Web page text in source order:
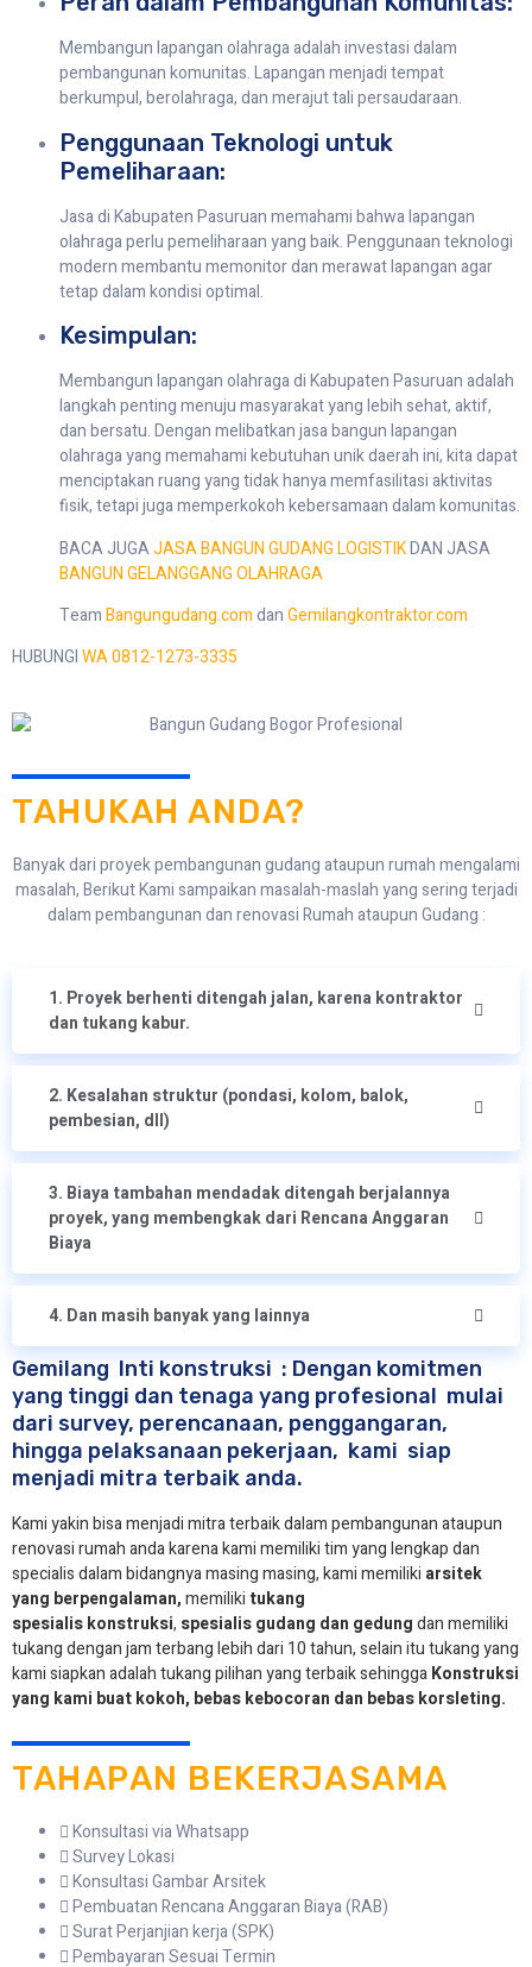
Membangun lapangan olahraga adalah investasi dalam
pembangunan komunitas. Lapangan menjadi tempat
berkumpul, berolahraga, dan merajut tali persaudaraan.
Penggunaan Teknologi untuk
Pemeliharaan:
Jasa di Kabupaten Pasuruan memahami bahwa lapangan
olahraga perlu pemeliharaan yang baik. Penggunaan teknologi
modern membantu memonitor dan merawat lapangan agar
tetap dalam kondisi optimal.
Kesimpulan:
Membangun lapangan olahraga di Kabupaten Pasuruan adalah
langkah penting menuju masyarakat yang lebih sehat, aktif,
dan bersatu. Dengan melibatkan jasa bangun lapangan
olahraga yang memahami kebutuhan unik daerah ini, kita dapat
menciptakan ruang yang tidak hanya memfasilitasi aktivitas
fisik, tetapi juga memperkokoh kebersamaan dalam komunitas.
BACA JUGAJASA BANGUN GUDANG LOGISTIKDAN JASA
BANGUN GELANGGANG OLAHRAGA
TeamBangungudang.comdanGemilangkontraktor.com
HUBUNGIWA 0812-1273-3335
TAHUKAH ANDA?
Banyak dari proyek pembangunan gudang ataupun rumah mengalami
masalah, Berikut Kami sampaikan masalah-maslah yang sering terjadi
dalam pembangunan dan renovasi Rumah ataupun Gudang :
1. Proyek berhenti ditengah jalan, karena kontraktor
dan tukang kabur.
2. Kesalahan struktur (pondasi, kolom, balok,
pembesian, dll)
3. Biaya tambahan mendadak ditengah berjalannya
proyek, yang membengkak dari Rencana Anggaran
Biaya
4. Dan masih banyak yang lainnya
Gemilang Inti konstruksi : Dengan komitmen
yang tinggi dan tenaga yang profesional mulai
dari survey, perencanaan, penggangaran,
hingga pelaksanaan pekerjaan, kami siap
menjadi mitra terbaik anda.
Kami yakin bisa menjadi mitra terbaik dalam pembangunan ataupun
renovasi rumah anda karena kami memiliki tim yang lengkap dan
specialis dalam bidangnya masing masing, kami memiliki arsitek
yang berpengalaman,memiliki tukang
spesialiskonstruksi, spesialis gudang dan gedungdan memiliki
tukang dengan jam terbang lebih dari 10 tahun, selain itu tukang yang
kami siapkan adalah tukang pilihan yang terbaik sehinggaKonstruksi
yang kami buat kokoh, bebas kebocoran dan bebas korsleting.
TAHAPAN BEKERJASAMA
Konsultasi via Whatsapp
Survey Lokasi
Konsultasi Gambar Arsitek
Pembuatan Rencana Anggaran Biaya (RAB)
Surat Perjanjian kerja (SPK)
Pembayaran Sesuai Termin